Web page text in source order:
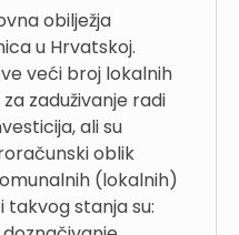
obilježja
u Hrvatskoj.
veći broj lokalnih
zaduživanje radi
ali su
oblik
(lokalnih)
takvog stanja su: